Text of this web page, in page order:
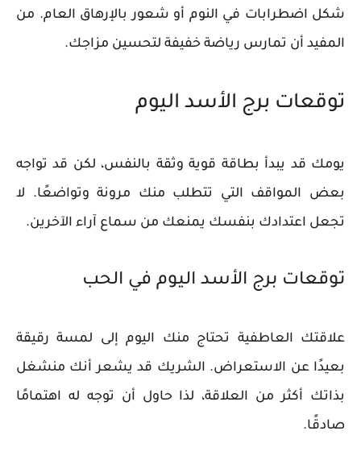
شكل اضطرابات في النوم أو شعور بالإرهاق العام. من
المفيد أن تمارس رياضة خفيفة لتحسين مزاجك.
توقعات برج الأسد اليوم
يومك قد يبدأ بطاقة قوية وثقة بالنفس، لكن قد تواجه
بعض المواقف التي تتطلب منك مرونة وتواضعًا. لا
تجعل اعتدادك بنفسك يمنعك من سماع آراء الآخرين.
توقعات برج الأسد اليوم في الحب
علاقتك العاطفية تحتاج منك اليوم إلى لمسة رقيقة
بعيدًا عن الاستعراض. الشريك قد يشعر أنك منشغل
بذاتك أكثر من العلاقة، لذا حاول أن توجه له اهتمامًا
صادقًا.